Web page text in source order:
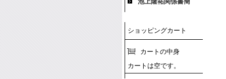
ショッピングカート
カートの中身
カートは空です。